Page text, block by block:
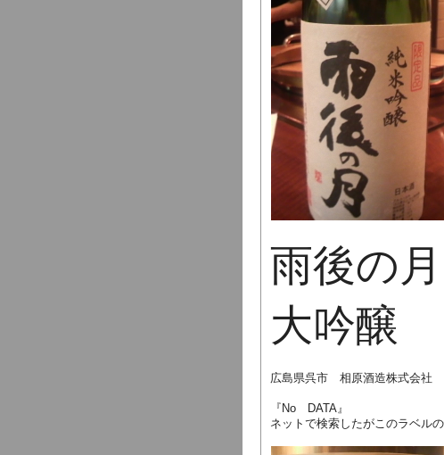
雨後の
大吟醸
広島県呉市 相原酒造株式会社
『No DATA』
ネットで検索したがこのラベル